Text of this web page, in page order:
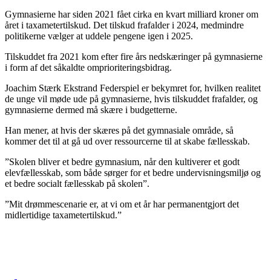
Gymnasierne har siden 2021 fået cirka en kvart milliard kroner om
året i taxametertilskud. Det tilskud frafalder i 2024, medmindre
politikerne vælger at uddele pengene igen i 2025.
Tilskuddet fra 2021 kom efter fire års nedskæringer på gymnasierne
i form af det såkaldte omprioriteringsbidrag.
Joachim Stærk Ekstrand Federspiel er bekymret for, hvilken realitet
de unge vil møde ude på gymnasierne, hvis tilskuddet frafalder, og
gymnasierne dermed må skære i budgetterne.
Han mener, at hvis der skæres på det gymnasiale område, så
kommer det til at gå ud over ressourcerne til at skabe fællesskab.
”Skolen bliver et bedre gymnasium, når den kultiverer et godt
elevfællesskab, som både sørger for et bedre undervisningsmiljø og
et bedre socialt fællesskab på skolen”.
”Mit drømmescenarie er, at vi om et år har permanentgjort det
midlertidige taxametertilskud.”